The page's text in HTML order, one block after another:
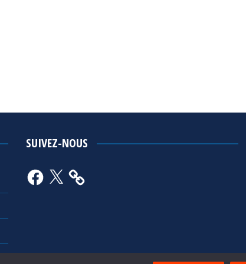
SUIVEZ-NOUS
Facebook
X